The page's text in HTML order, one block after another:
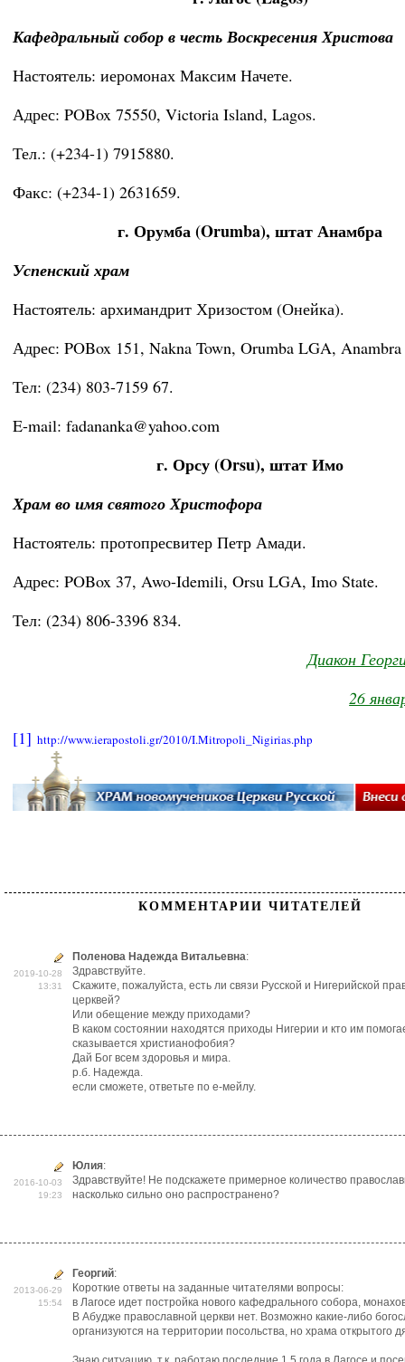
Кафедральный собор в честь Воскресения Христова
Настоятель: иеромонах Максим Начете.
Адрес: POBox 75550, Victoria Island, Lagos.
Тел.: (+234-1) 7915880.
Факс: (+234-1) 2631659.
г. Орумба (Orumba), штат Анамбра
Успенский храм
Настоятель: архимандрит Хризостом (Онейка).
Адрес: POBox 151, Nakna Town, Orumba LGA, Anambra
Тел: (234) 803-7159 67.
E-mail: fadananka@yahoo.com
г. Орсу (Orsu), штат Имо
Храм во имя святого Христофора
Настоятель: протопресвитер Петр Амади.
Адрес: POBox 37, Awo-Idemili, Orsu LGA, Imo State.
Тел: (234) 806-3396 834.
Диакон
26
[1] http://www.ierapostoli.gr/2010/I.Mitropoli_Nigirias.php
КОММЕНТАРИИ ЧИТАТЕЛЕЙ
2019-10-28
13:31
Поленова Надежда Витальевна:
Здравствуйте.
Скажите, пожалуйста, есть ли связи Русской и Нигерийской
церквей?
Или обещение между приходами?
В каком состоянии находятся приходы Нигерии и кто им
сказывается христианофобия?
Дай Бог всем здоровья и мира.
р.б. Надежда.
если сможете, ответьте по е-мейлу.
2016-10-03
19:23
Юлия:
Здравствуйте! Не подскажете примерное количество
насколько сильно оно распространено?
2013-06-29
15:54
Георгий:
Короткие ответы на заданные читателями вопросы:
в Лагосе идет постройка нового кафедрального собора,
В Абудже православной церкви нет. Возможно какие-либо
организуются на территории посольства, но храма открытого